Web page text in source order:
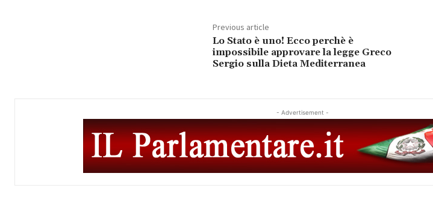
Previous article
Lo Stato è uno! Ecco perchè è
impossibile approvare la legge Greco
Sergio sulla Dieta Mediterranea
- Advertisement -